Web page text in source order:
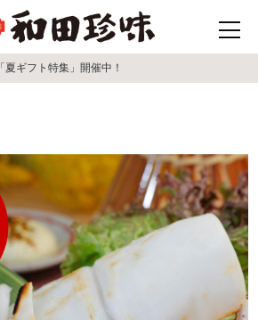
「夏ギフト特集」開催中！